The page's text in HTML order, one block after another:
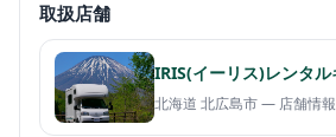
取扱店舗
IRIS(イーリス)レンタ
北海道 北広島市 — 店舗情